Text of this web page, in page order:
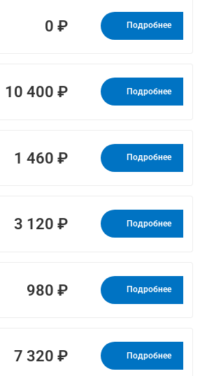
0 ₽ Подробнее
10 400 ₽ Подробнее
1 460 ₽ Подробнее
3 120 ₽ Подробнее
980 ₽ Подробнее
7 320 ₽ Подробнее